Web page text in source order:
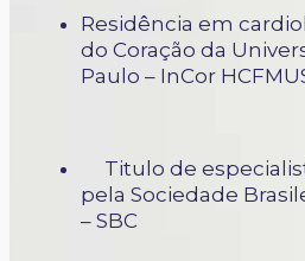
Residência em
do Coração da
Paulo – InCor
Titulo de
pela Sociedade
– SBC